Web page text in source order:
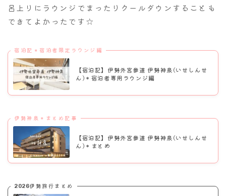
呂上りにラウンジでまったりクールダウンすることも
できてよかったです☆
宿泊記＊宿泊者限定ラウンジ編
【宿泊記】伊勢外宮参道 伊勢神泉(いせしんせ
ん)＊宿泊者専用ラウンジ編
伊勢神泉＊まとめ記事
【宿泊記】伊勢外宮参道 伊勢神泉(いせしんせ
ん)＊まとめ
2026伊勢旅行まとめ